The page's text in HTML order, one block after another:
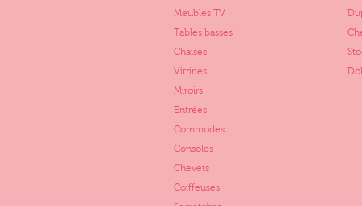
Meubles TV
Tables basses
Chaises
Vitrines
Miroirs
Entrées
Commodes
Consoles
Chevets
Coiffeuses